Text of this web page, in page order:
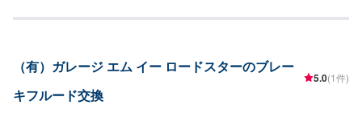
ので、お気軽にお問い合わせください。ブレーキパッドの交換や車内のクリ
ドバイスを心掛けております。--------------------------------------------------【1】オ
ファーにてお問い合わせ【2】お見積り【3】お見積りにご納得いただければ
作業開始【4】仕上がり次第納車-----納期について-----納期は通常1時間程度で
（有）ガレージ エム イー ロードスターのブレー
キフルード交換
5.0(1件)